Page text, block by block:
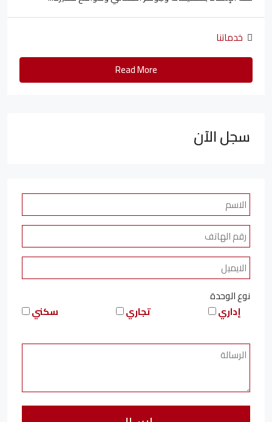
خدماتنا
Read More
سجل الآن
نوع الوحدة
سكني
تجاري إداري